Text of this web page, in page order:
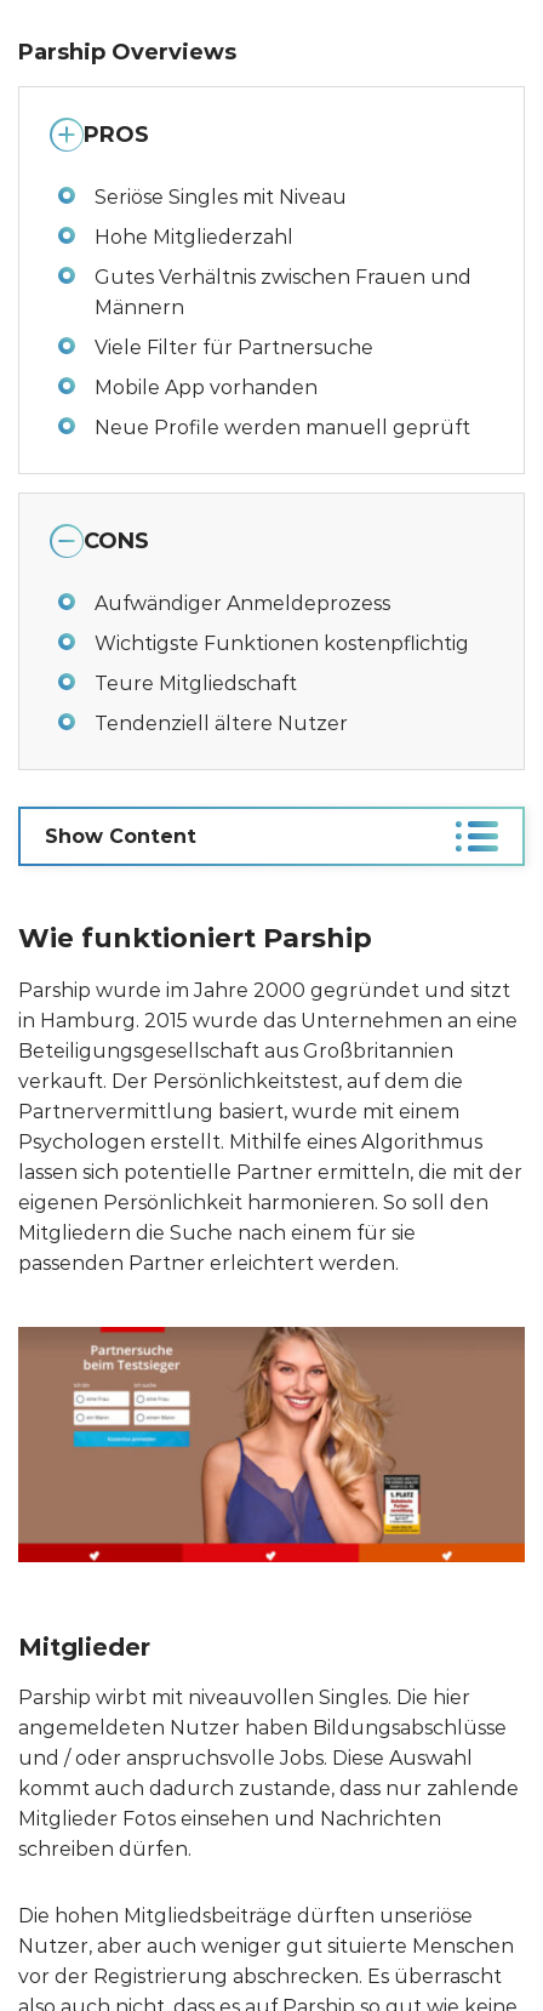
Parship Overviews
PROS
Seriöse Singles mit Niveau
Hohe Mitgliederzahl
Gutes Verhältnis zwischen Frauen und
Männern
Viele Filter für Partnersuche
Mobile App vorhanden
Neue Profile werden manuell geprüft
CONS
Aufwändiger Anmeldeprozess
Wichtigste Funktionen kostenpflichtig
Teure Mitgliedschaft
Tendenziell ältere Nutzer
Show Content
Wie funktioniert Parship
Parship wurde im Jahre 2000 gegründet und sitzt
in Hamburg. 2015 wurde das Unternehmen an eine
Beteiligungsgesellschaft aus Großbritannien
verkauft. Der Persönlichkeitstest, auf dem die
Partnervermittlung basiert, wurde mit einem
Psychologen erstellt. Mithilfe eines Algorithmus
lassen sich potentielle Partner ermitteln, die mit der
eigenen Persönlichkeit harmonieren. So soll den
Mitgliedern die Suche nach einem für sie
passenden Partner erleichtert werden.
Mitglieder
Parship wirbt mit niveauvollen Singles. Die hier
angemeldeten Nutzer haben Bildungsabschlüsse
und / oder anspruchsvolle Jobs. Diese Auswahl
kommt auch dadurch zustande, dass nur zahlende
Mitglieder Fotos einsehen und Nachrichten
schreiben dürfen.
Die hohen Mitgliedsbeiträge dürften unseriöse
Nutzer, aber auch weniger gut situierte Menschen
vor der Registrierung abschrecken. Es überrascht